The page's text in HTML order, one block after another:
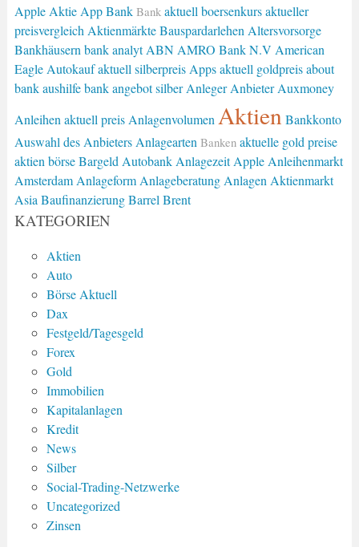
Apple Aktie App Bank Bank aktuell boersenkurs aktueller
preisvergleich Aktienmärkte Bauspardarlehen Altersvorsorge
Bankhäusern bank analyt ABN AMRO Bank N.V American
Eagle Autokauf aktuell silberpreis Apps aktuell goldpreis about
bank aushilfe bank angebot silber Anleger Anbieter Auxmoney
Anleihen aktuell preis Anlagenvolumen Aktien Bankkonto
Auswahl des Anbieters Anlagearten Banken aktuelle gold preise
aktien börse Bargeld Autobank Anlagezeit Apple Anleihenmarkt
Amsterdam Anlageform Anlageberatung Anlagen Aktienmarkt
Asia Baufinanzierung Barrel Brent
KATEGORIEN
Aktien
Auto
Börse Aktuell
Dax
Festgeld/Tagesgeld
Forex
Gold
Immobilien
Kapitalanlagen
Kredit
News
Silber
Social-Trading-Netzwerke
Uncategorized
Zinsen